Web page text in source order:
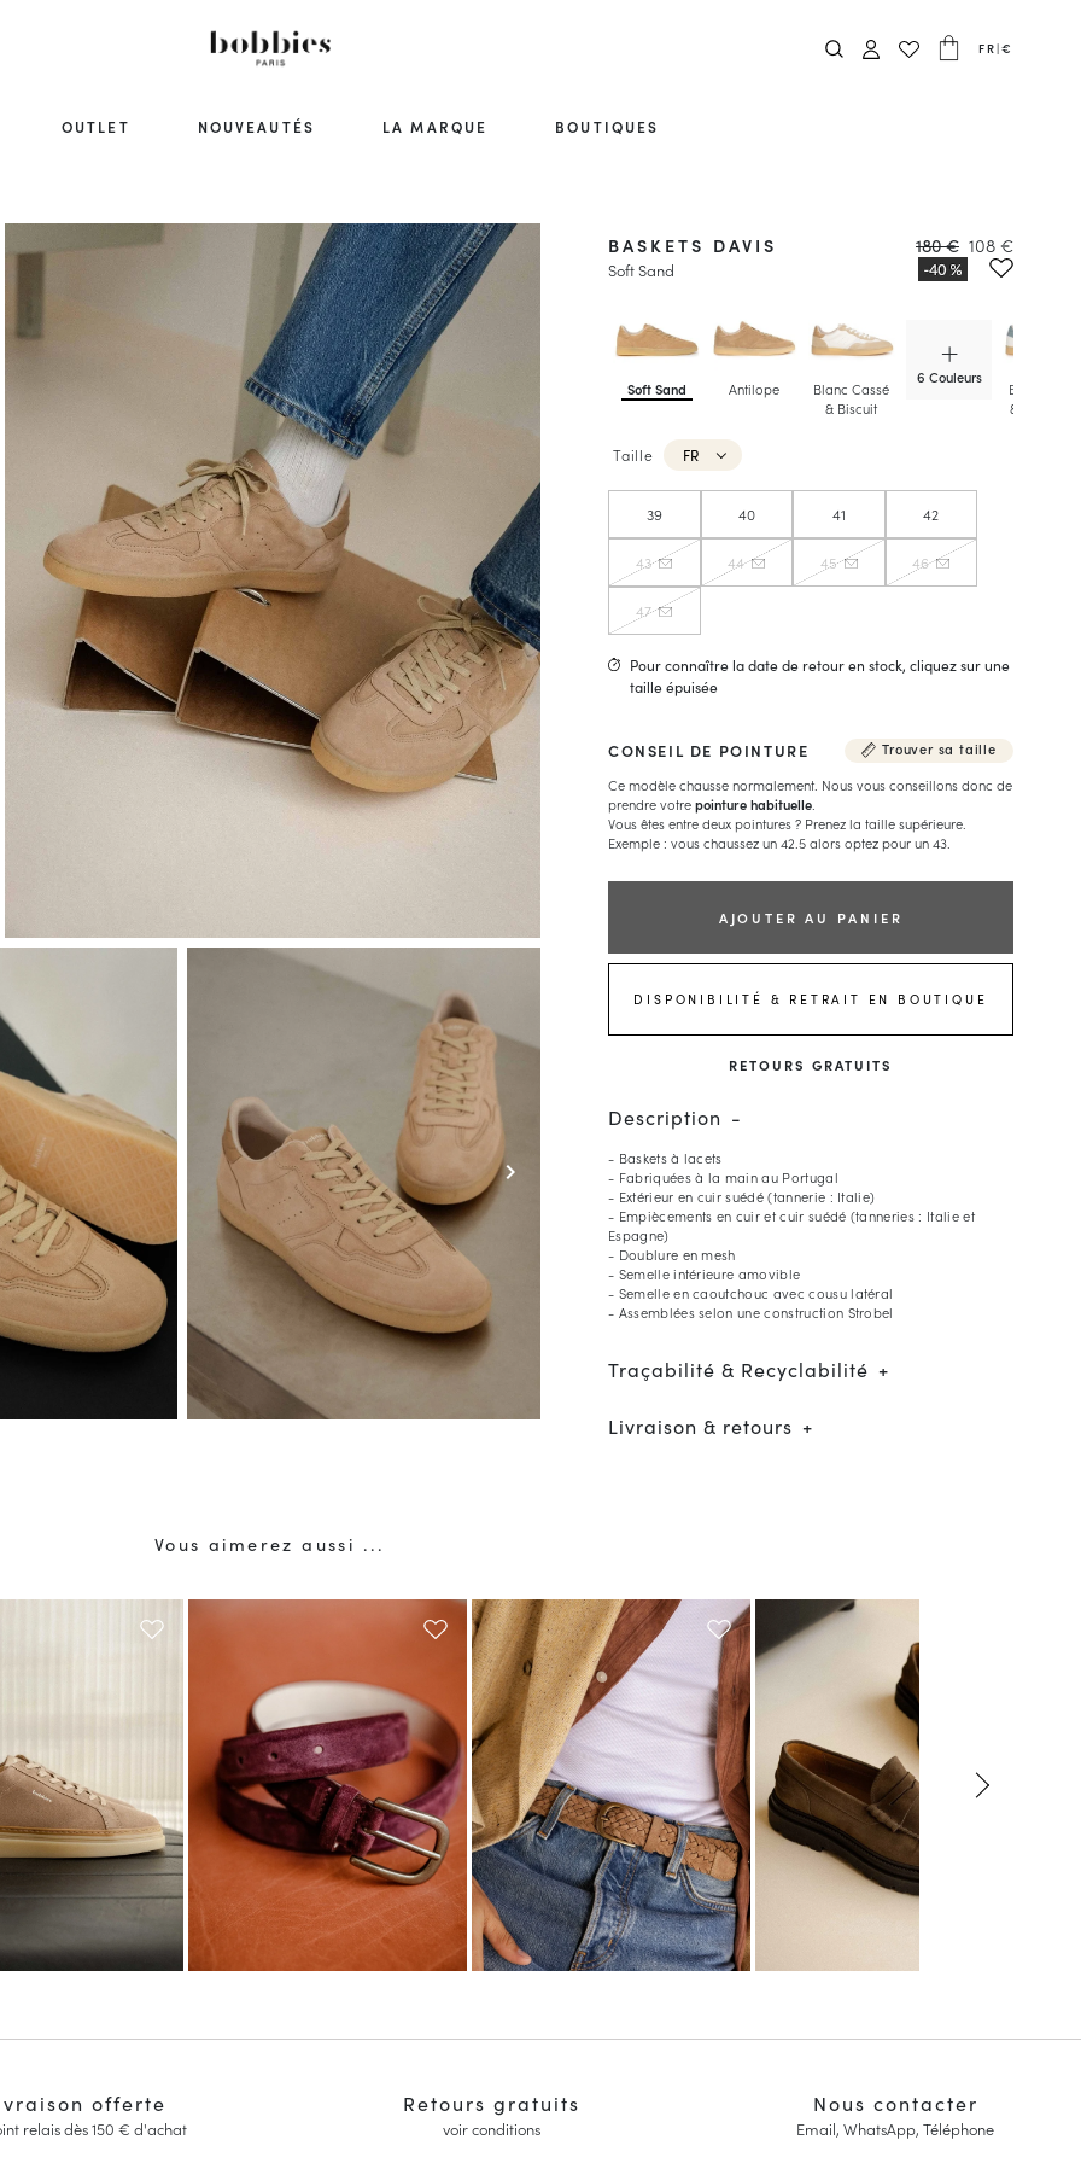
FR|€
OUTLET NOUVEAUTÉS LA MARQUE BOUTIQUES
chevron_right
Soft Sand Antilope
Blanc Cassé
& Biscuit
6 Couleurs
Blanc
& Bleu
BASKETS DAVIS
Soft Sand
180 € 108 €
Taille FR
39 40 41 42
43 44 45 46
47
Pour connaître la date de retour en stock, cliquez sur une
taille épuisée
CONSEIL DE POINTURE
Trouver sa taille
Ce modèle chausse normalement. Nous vous conseillons donc de
prendre votrepointure habituelle
Vous êtes entre deux pointures ? Prenez la taille supérieure.
Exemple : vous chaussez un 42.5 alors optez pour un 43.
AJOUTER AU PANIER
DISPONIBILITÉ & RETRAIT EN BOUTIQUE
RETOURS GRATUITS
Description
- Baskets à lacets
- Fabriquées à la main au Portugal
- Extérieur en cuir suédé (tannerie : Italie)
- Empiècements en cuir et cuir suédé (tanneries : Italie et
Espagne)
- Doublure en mesh
- Semelle intérieure amovible
- Semelle en caoutchouc avec cousu latéral
- Assemblées selon une construction Strobel
Traçabilité & Recyclabilité
Livraison & retours
Vous aimerez aussi ...
offerte
relais dès 150 € d'achat
Retours gratuits
voir conditions
Nous contacter
Email, WhatsApp, Téléphone